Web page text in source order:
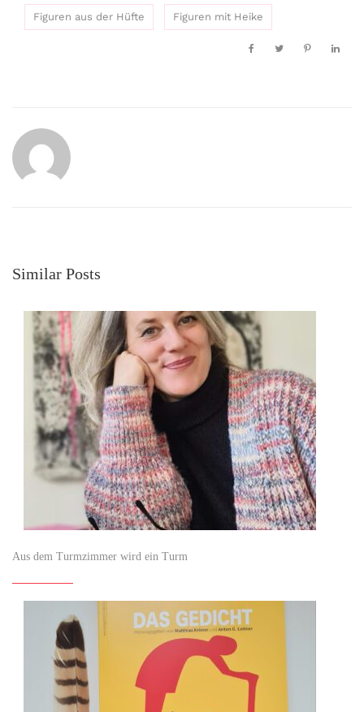
Figuren aus der Hüfte Figuren mit Heike
Similar Posts
Aus dem Turmzimmer wird ein Turm